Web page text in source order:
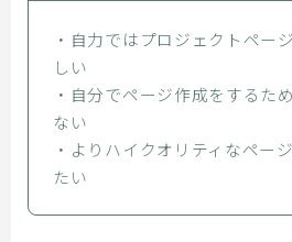
・自力ではプロジェクトペー
しい
・自分でページ作成をするた
ない
・よりハイクオリティなペー
たい